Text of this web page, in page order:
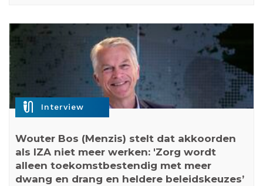
mic_external_on Interview
Wouter Bos (Menzis) stelt dat akkoorden
als IZA niet meer werken: 'Zorg wordt
alleen toekomstbestendig met meer
dwang en drang en heldere beleidskeuzes’